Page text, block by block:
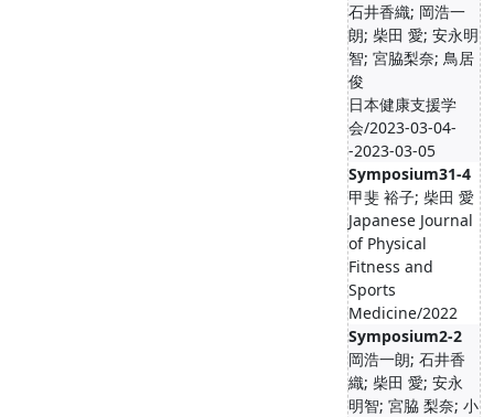
石井香織; 岡浩一
朗; 柴田 愛; 安永明
智; 宮脇梨奈; 鳥居
俊
日本健康支援学
会/2023-03-04-
-2023-03-05
Symposium31-4
甲斐 裕子; 柴田 愛
Japanese Journal
of Physical
Fitness and
Sports
Medicine/2022
Symposium2-2
岡浩一朗; 石井香
織; 柴田 愛; 安永
明智; 宮脇 梨奈; 小